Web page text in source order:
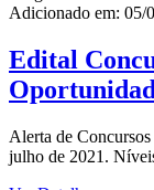
Adicionado em: 05/
Edital
Alerta de
julho de 2021.